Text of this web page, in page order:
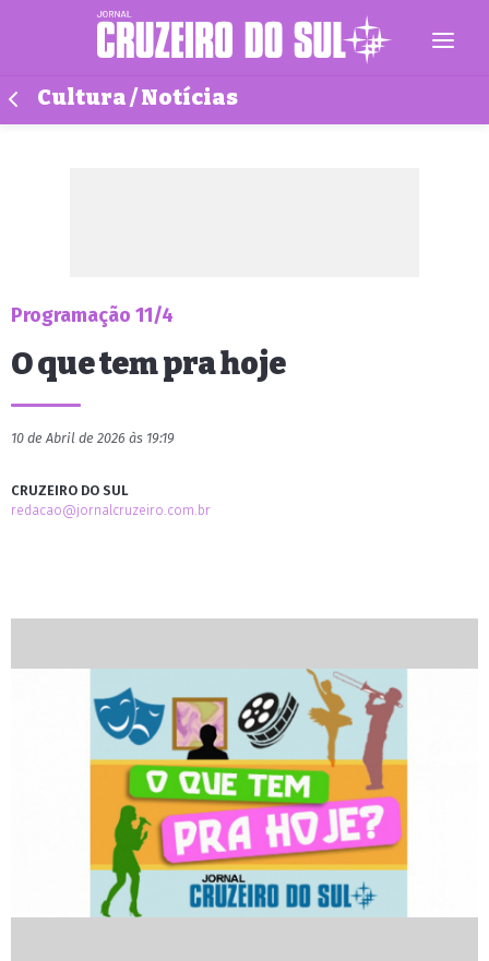
Cultura / Notícias
Programação 11/4
O que tem pra hoje
10 de Abril de 2026 às 19:19
CRUZEIRO DO SUL
redacao@jornalcruzeiro.com.br